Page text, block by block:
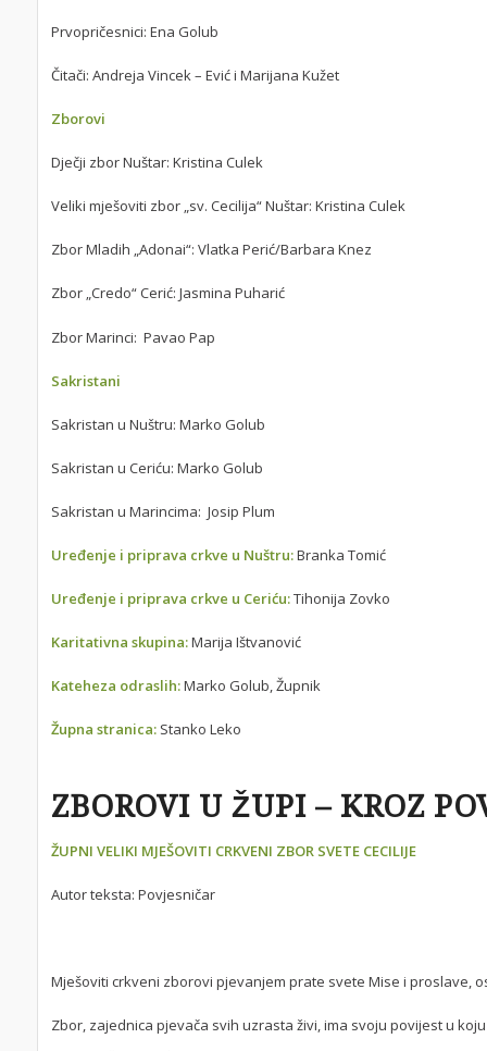
Prvopričesnici: Ena Golub
Čitači: Andreja Vincek – Ević i Marijana Kužet
Zborovi
Dječji zbor Nuštar: Kristina Culek
Veliki mješoviti zbor „sv. Cecilija“ Nuštar: Kristina Culek
Zbor Mladih „Adonai“: Vlatka Perić/Barbara Knez
Zbor „Credo“ Cerić: Jasmina Puharić
Zbor Marinci: Pavao Pap
Sakristani
Sakristan u Nuštru: Marko Golub
Sakristan u Ceriću: Marko Golub
Sakristan u Marincima: Josip Plum
Uređenje i priprava crkve u Nuštru:Branka Tomić
Uređenje i priprava crkve u Ceriću:Tihonija Zovko
Karitativna skupina:Marija Ištvanović
Kateheza odraslih:Marko Golub, Župnik
Župna stranica:Stanko Leko
ZBOROVI U ŽUPI – KROZ
ŽUPNI VELIKI MJEŠOVITI CRKVENI ZBOR SVETE CECILIJE
Autor teksta: Povjesničar
Mješoviti crkveni zborovi pjevanjem prate svete Mise i proslave,
Zbor, zajednica pjevača svih uzrasta živi, ima svoju povijest u